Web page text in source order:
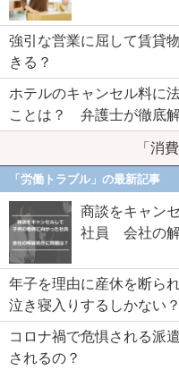
強引な営業に屈して賃
きる？
ホテルのキャンセル料に
ことは？ 弁護士が徹底
「消
「労働トラブル」の最新記事
商談をキャン
社員 会社の解
年子を理由に産休を断ら
泣き寝入りするしかない？
コロナ禍で危惧される派
されるの？